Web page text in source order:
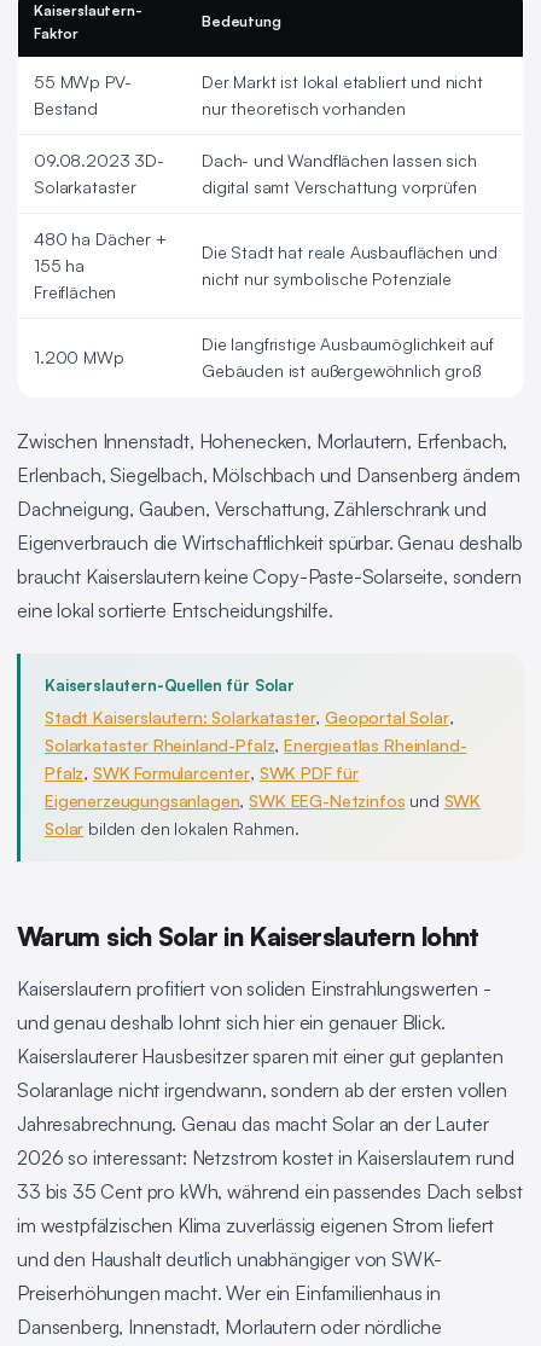
Kaiserslautern-
Faktor
Bedeutung
55 MWp PV-
Bestand
Der Markt ist lokal etabliert und nicht
nur theoretisch vorhanden
09.08.2023 3D-
Solarkataster
Dach- und Wandflächen lassen sich
digital samt Verschattung vorprüfen
480 ha Dächer +
155 ha
Freiflächen
Die Stadt hat reale Ausbauflächen und
nicht nur symbolische Potenziale
1.200 MWp
Die langfristige Ausbaumöglichkeit auf
Gebäuden ist außergewöhnlich groß
Zwischen Innenstadt, Hohenecken, Morlautern, Erfenbach,
Erlenbach, Siegelbach, Mölschbach und Dansenberg ändern
Dachneigung, Gauben, Verschattung, Zählerschrank und
Eigenverbrauch die Wirtschaftlichkeit spürbar. Genau deshalb
braucht Kaiserslautern keine Copy-Paste-Solarseite, sondern
eine lokal sortierte Entscheidungshilfe.
Kaiserslautern-Quellen für Solar
Stadt Kaiserslautern: Solarkataster,Geoportal Solar,
Solarkataster Rheinland-Pfalz,Energieatlas Rheinland-
Pfalz, SWK Formularcenter, SWK PDF für
Eigenerzeugungsanlagen,SWK EEG-Netzinfos und SWK
Solar bilden den lokalen Rahmen.
Warum sich Solar in Kaiserslautern lohnt
Kaiserslautern profitiert von soliden Einstrahlungswerten -
und genau deshalb lohnt sich hier ein genauer Blick.
Kaiserslauterer Hausbesitzer sparen mit einer gut geplanten
Solaranlage nicht irgendwann, sondern ab der ersten vollen
Jahresabrechnung. Genau das macht Solar an der Lauter
2026 so interessant: Netzstrom kostet in Kaiserslautern rund
33 bis 35 Cent pro kWh, während ein passendes Dach selbst
im westpfälzischen Klima zuverlässig eigenen Strom liefert
und den Haushalt deutlich unabhängiger von SWK-
Preiserhöhungen macht. Wer ein Einfamilienhaus in
Dansenberg, Innenstadt, Morlautern oder nördliche